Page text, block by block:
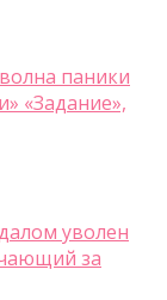
паники
«Задание»,
уволен
за